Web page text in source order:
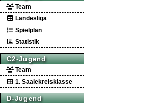
Team
Landesliga
Spielplan
Statistik
C2-Jugend
Team
1. Saalekreisklasse
D-Jugend